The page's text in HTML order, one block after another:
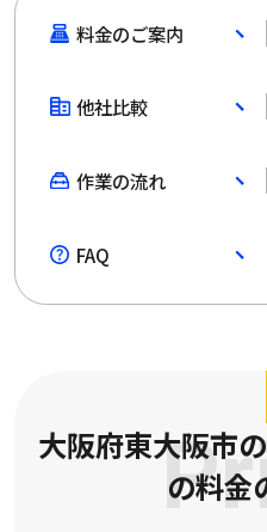
料金のご案内
他社比較
作業の流れ
FAQ
大阪府東大阪市
の料金